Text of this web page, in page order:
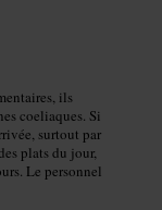
ils
coeliaques. Si
surtout par
plats du jour,
Le personnel